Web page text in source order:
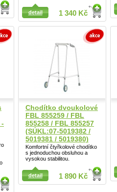
1 340 Kč
detail
Chodítko dvoukolové
FBL 855259 / FBL
855258 / FBL 855257
(SÚKL:07-5019382 /
5019381 / 5019380)
Komfortní čtyřkolové chodítko
s jednoduchou obsluhou a
vysokou stabilitou.
1 890 Kč
detail
Detail